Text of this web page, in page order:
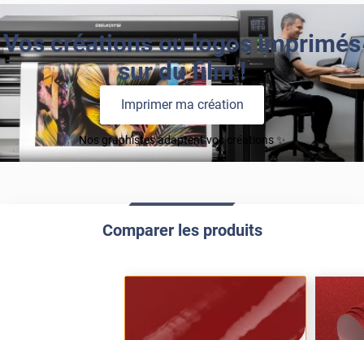
Vos créations ou logos imprimés
sur du film !
Imprimer ma création
Nos graphistes adaptent vos créations ✨
Comparer les produits